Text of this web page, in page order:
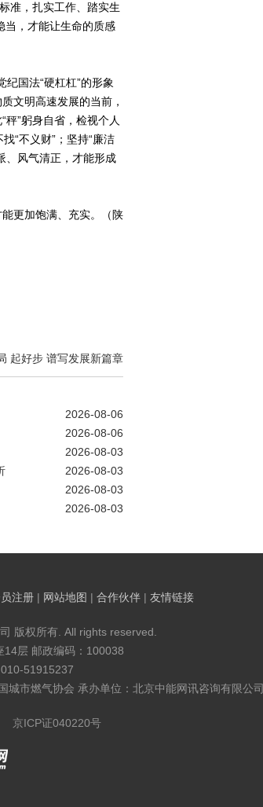
准，扎实工作、踏实生
当，才能让生命的质感
纪国法“硬杠杠”的形象
文明高速发展的当前，
”躬身自省，检视个人
“不义财”；坚持“廉洁
、风气清正，才能形成
更加饱满、充实。（陕
起好步 谱写发展新篇章
2026-08-06
2026-08-06
2026-08-03
2026-08-03
2026-08-03
2026-08-03
注册 | 网站地图 | 合作伙伴 | 友情链接
版权所有. All rights reserved.
14层 邮政编码：100038
51915237
市燃气协会 承办单位：北京中能网讯咨询有限公司
京ICP证040220号